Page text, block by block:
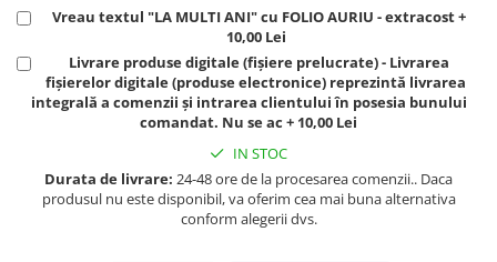
Tricouri de craciun
Valentine's Day
Cadouri pentru Bunici
Cadouri pentru Nasi si Fini
Cadouri pentru Mama
Cadouri pentru profesori sau absolventi
Vreau textul "LA MULTI ANI" cu FOLIO AURIU - extracost +
10,00 Lei
Livrare produse digitale (fișiere prelucrate) - Livrarea
fișierelor digitale (produse electronice) reprezintă livrarea
integrală a comenzii și intrarea clientului în posesia bunului
comandat. Nu se ac + 10,00 Lei
IN STOC
Durata de livrare: 24-48 ore de la procesarea comenzii.. Daca
produsul nu este disponibil, va oferim cea mai buna alternativa
conform alegerii dvs.